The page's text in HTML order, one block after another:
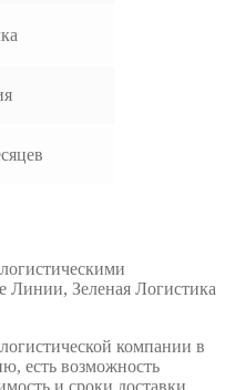
Зеленая Логистика
компании в
есть возможность